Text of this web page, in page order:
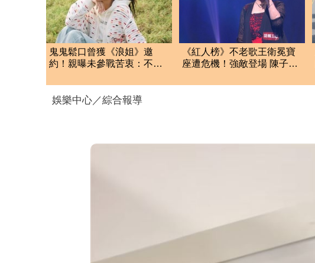
鬼鬼鬆口曾獲《浪姐》邀
約！親曝未參戰苦衷：不是
《紅人榜》不老歌王衛冕寶
座遭危機！強敵登場 陳子
娛樂中心／綜合報導